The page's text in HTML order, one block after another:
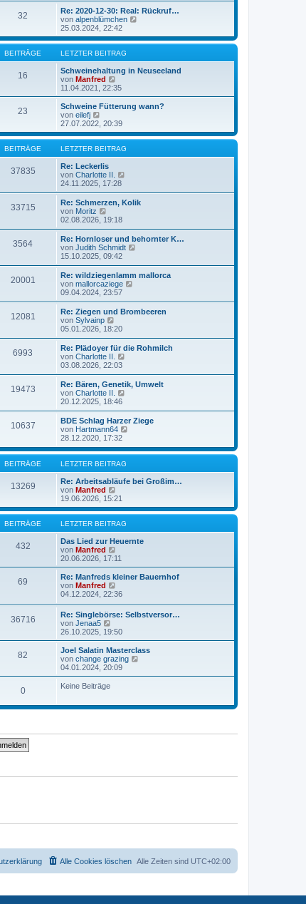
g
t
r
a
g
32
Re: 2020-12-30: Real: Rückruf…
von alpenblümchen
u
e
t
e
e
i
g
25.03.2024, 22:42
BEITRÄGE LETZTER BEITRAG
16
Schweinehaltung in Neuseeland
von Manfred
e
u
e
t
r
B
e
t
r
11.04.2021, 22:35
23
Schweine Fütterung wann?
von eilefj
e
u
e
s
t
e
r
B
e
i
t
r
a
27.07.2022, 20:39
BEITRÄGE LETZTER BEITRAG
37835
Re: Leckerlis
von Charlotte II.
u
e
s
B
e
t
r
a
24.11.2025, 17:28
33715
Re: Schmerzen, Kolik
von Moritz
e
u
e
s
t
e
B
e
i
t
r
a
g
02.08.2026, 19:18
3564
Re: Hornloser und behornter K…
von Judith Schmidt
u
e
s
B
t
r
15.10.2025, 09:42
20001
Re: wildziegenlamm mallorca
von mallorcaziege
u
e
s
B
t
r
09.04.2024, 23:57
12081
Re: Ziegen und Brombeeren
von Sylvainp
e
u
e
s
t
e
B
e
i
t
r
a
g
05.01.2026, 18:20
6993
Re: Plädoyer für die Rohmilch
von Charlotte II.
u
e
s
B
e
t
r
a
g
03.08.2026, 22:03
19473
Re: Bären, Genetik, Umwelt
von Charlotte II.
u
e
s
t
r
B
e
i
t
g
20.12.2025, 18:46
10637
BDE Schlag Harzer Ziege
von Hartmann64
u
e
t
e
e
i
r
a
28.12.2020, 17:32
BEITRÄGE LETZTER BEITRAG
13269
Re: Arbeitsabläufe bei Großim…
von Manfred
e
u
e
s
t
e
B
e
i
r
g
19.06.2026, 15:21
BEITRÄGE LETZTER BEITRAG
432
Das Lied zur Heuernte
von Manfred
e
u
e
t
r
B
i
t
r
a
g
20.06.2026, 17:11
69
Re: Manfreds kleiner Bauernhof
von Manfred
e
s
t
e
r
B
e
i
t
g
04.12.2024, 22:36
36716
Re: Singlebörse: Selbstversor…
von Jenaa5
e
u
e
s
t
i
a
26.10.2025, 19:50
82
Joel Salatin Masterclass
von change grazing
u
e
e
g
04.01.2024, 20:09
0 Keine Beiträge
Alle Zeiten sind UTC+02:00
Alle Cookies löschen